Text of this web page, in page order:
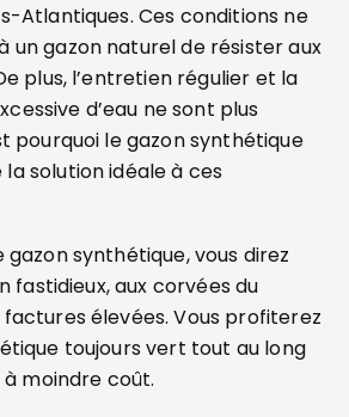
Atlantiques. Ces conditions ne
un gazon naturel de résister aux
plus, l’entretien régulier et la
d’eau ne sont plus
pourquoi le gazon synthétique
solution idéale à ces
synthétique, vous direz
fastidieux, aux corvées du
élevées. Vous profiterez
toujours vert tout au long
à moindre coût.